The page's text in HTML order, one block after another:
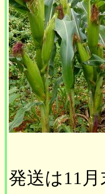
発送は11